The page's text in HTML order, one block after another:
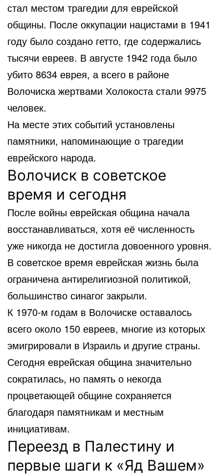
стал местом трагедии для еврейской
общины. После оккупации нацистами в 1941
году было создано гетто, где содержались
тысячи евреев. В августе 1942 года было
убито 8634 еврея, а всего в районе
Волочиска жертвами Холокоста стали 9975
человек.
На месте этих событий установлены
памятники, напоминающие о трагедии
еврейского народа.
Волочиск в советское
время и сегодня
После войны еврейская община начала
восстанавливаться, хотя её численность
уже никогда не достигла довоенного уровня.
В советское время еврейская жизнь была
ограничена антирелигиозной политикой,
большинство синагог закрыли.
К 1970-м годам в Волочиске оставалось
всего около 150 евреев, многие из которых
эмигрировали в Израиль и другие страны.
Сегодня еврейская община значительно
сократилась, но память о некогда
процветающей общине сохраняется
благодаря памятникам и местным
инициативам.
Переезд в Палестину и
первые шаги к «Яд Вашем»